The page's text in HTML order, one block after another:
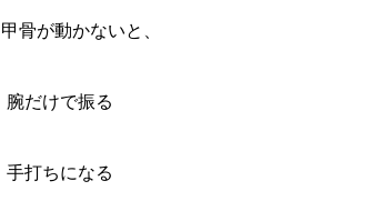
骨が動かないと、
腕だけで振る
手打ちになる